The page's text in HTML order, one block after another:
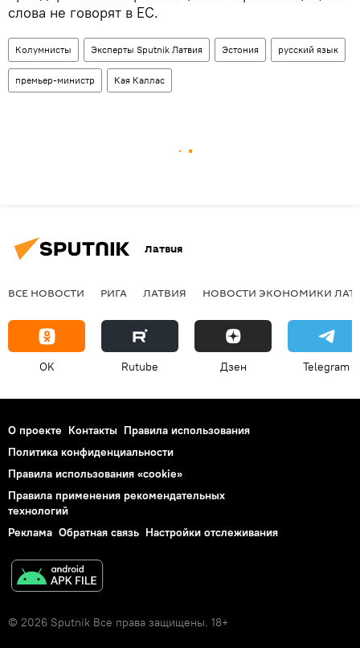
слова не говорят в ЕС.
Колумнисты Эксперты Sputnik Латвия Эстония русский язык
премьер-министр Кая Каллас
Латвия
ВСЕ НОВОСТИ РИГА ЛАТВИЯ НОВОСТИ ЭКОНОМИКИ
OK Rutube Дзен Telegram
О проекте Контакты Правила использования
Политика конфиденциальности
Правила использования «cookie»
Правила применения рекомендательных
технологий
Реклама Обратная связь Настройки отслеживания
© 2026 Sputnik Все права защищены. 18+